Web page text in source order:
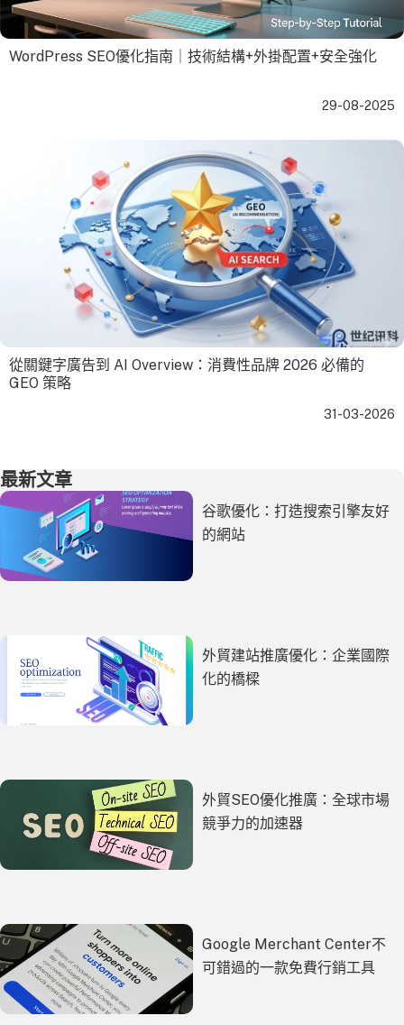
WordPress SEO優化指南｜技術結構+外掛配置+安全強化
29-08-2025
從關鍵字廣告到 AI Overview：消費性品牌 2026 必備的
GEO 策略
31-03-2026
最新文章
谷歌優化：打造搜索引擎友好
的網站
外貿建站推廣優化：企業國際
化的橋樑
外貿SEO優化推廣：全球市場
競爭力的加速器
Google Merchant Center不
可錯過的一款免費行銷工具